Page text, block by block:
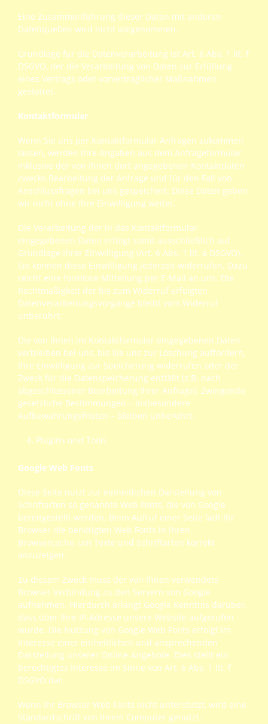
Eine Zusammenführung dieser Daten mit anderen
Datenquellen wird nicht vorgenommen.
Grundlage für die Datenverarbeitung ist Art. 6 Abs. 1 lit. f
DSGVO, der die Verarbeitung von Daten zur Erfüllung
eines Vertrags oder vorvertraglicher Maßnahmen
gestattet.
Kontaktformular
Wenn Sie uns per Kontaktformular Anfragen zukommen
lassen, werden Ihre Angaben aus dem Anfrageformular
inklusive der von Ihnen dort angegebenen Kontaktdaten
zwecks Bearbeitung der Anfrage und für den Fall von
Anschlussfragen bei uns gespeichert. Diese Daten geben
wir nicht ohne Ihre Einwilligung weiter.
Die Verarbeitung der in das Kontaktformular
eingegebenen Daten erfolgt somit ausschließlich auf
Grundlage Ihrer Einwilligung (Art. 6 Abs. 1 lit. a DSGVO).
Sie können diese Einwilligung jederzeit widerrufen. Dazu
reicht eine formlose Mitteilung per E-Mail an uns. Die
Rechtmäßigkeit der bis zum Widerruf erfolgten
Datenverarbeitungsvorgänge bleibt vom Widerruf
unberührt.
Die von Ihnen im Kontaktformular eingegebenen Daten
verbleiben bei uns, bis Sie uns zur Löschung auffordern,
Ihre Einwilligung zur Speicherung widerrufen oder der
Zweck für die Datenspeicherung entfällt (z.B. nach
abgeschlossener Bearbeitung Ihrer Anfrage). Zwingende
gesetzliche Bestimmungen – insbesondere
Aufbewahrungsfristen – bleiben unberührt.
Plugins und Tools
Google Web Fonts
Diese Seite nutzt zur einheitlichen Darstellung von
Schriftarten so genannte Web Fonts, die von Google
bereitgestellt werden. Beim Aufruf einer Seite lädt Ihr
Browser die benötigten Web Fonts in ihren
Browsercache, um Texte und Schriftarten korrekt
anzuzeigen.
Zu diesem Zweck muss der von Ihnen verwendete
Browser Verbindung zu den Servern von Google
aufnehmen. Hierdurch erlangt Google Kenntnis darüber,
dass über Ihre IP-Adresse unsere Website aufgerufen
wurde. Die Nutzung von Google Web Fonts erfolgt im
Interesse einer einheitlichen und ansprechenden
Darstellung unserer Online-Angebote. Dies stellt ein
berechtigtes Interesse im Sinne von Art. 6 Abs. 1 lit. f
DSGVO dar.
Wenn Ihr Browser Web Fonts nicht unterstützt, wird eine
Standardschrift von Ihrem Computer genutzt.